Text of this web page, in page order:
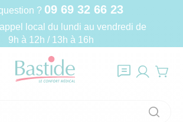
? 09 69 32 66 23
local du lundi au vendredi de
9h à 12h / 13h à 16h